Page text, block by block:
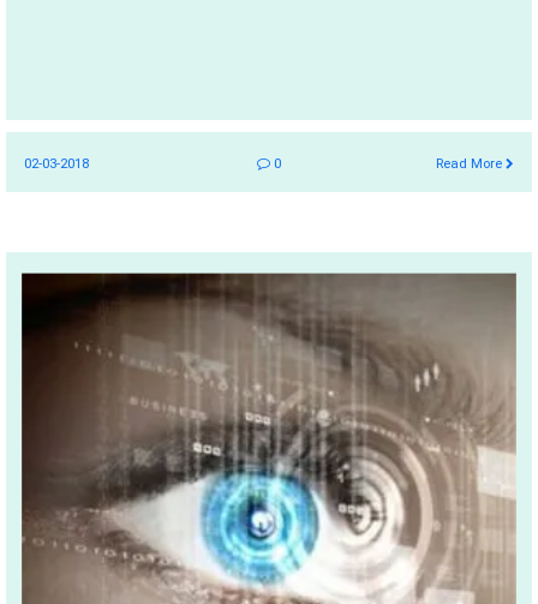
02-03-2018 0 Read More